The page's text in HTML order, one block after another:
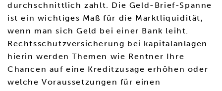
durchschnittlich zahlt. Die Geld-Brief-Spanne
ist ein wichtiges Maß für die Marktliquidität,
wenn man sich Geld bei einer Bank leiht.
Rechtsschutzversicherung bei kapitalanlagen
hierin werden Themen wie Rentner Ihre
Chancen auf eine Kreditzusage erhöhen oder
welche Voraussetzungen für einen